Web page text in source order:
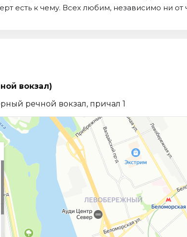
есть к чему. Всех любим, независимо ни от
вокзал)
речной вокзал, причал 1